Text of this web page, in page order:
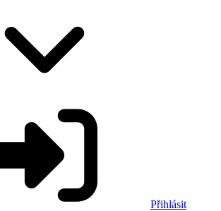
Přihlásit